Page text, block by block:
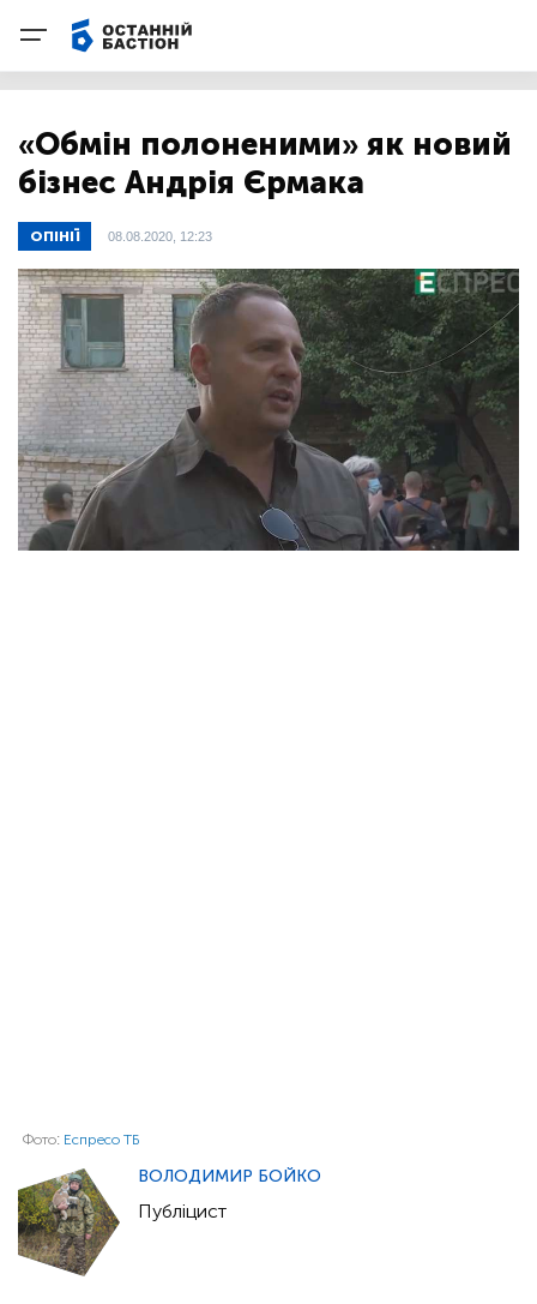
«Обмін полоненими» як новий
бізнес Андрія Єрмака
ОПІНІЇ 08.08.2020, 12:23
Фото: Еспресо ТБ
ВОЛОДИМИР БОЙКО
Публіцист